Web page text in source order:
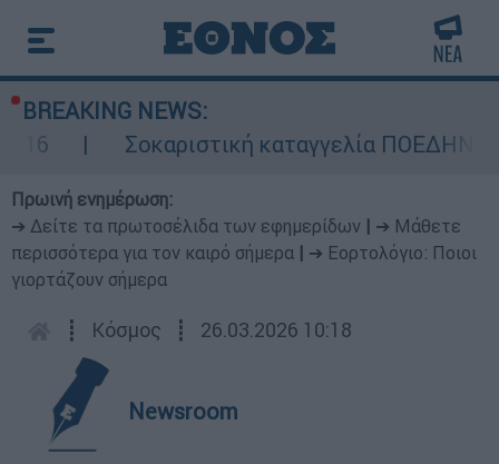
BREAKING NEWS:
Σοκαριστική καταγγελία ΠΟΕΔΗΝ για
Πρωινή ενημέρωση:
➔ Δείτε τα πρωτοσέλιδα των εφημερίδων
➔ Μάθετε
περισσότερα για τον καιρό σήμερα
➔ Εορτολόγιο: Ποιοι
γιορτάζουν σήμερα
┋ Κόσμος ┋ 26.03.2026 10:18
Newsroom